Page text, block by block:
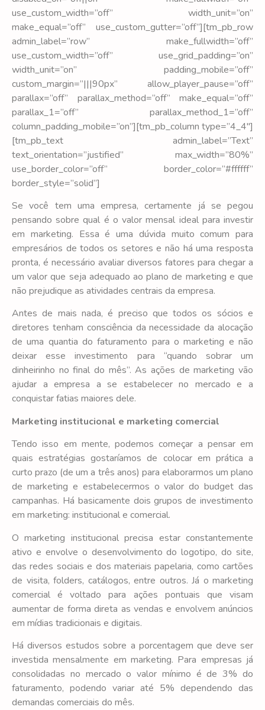
use_custom_width=”off” width_unit=”on”
make_equal=”off” use_custom_gutter=”off”][tm_pb_row
admin_label=”row” make_fullwidth=”off”
use_custom_width=”off” use_grid_padding=”on”
width_unit=”on” padding_mobile=”off”
custom_margin=”|||90px” allow_player_pause=”off”
parallax=”off” parallax_method=”off” make_equal=”off”
parallax_1=”off” parallax_method_1=”off”
column_padding_mobile=”on”][tm_pb_column type=”4_4″]
[tm_pb_text admin_label=”Text”
text_orientation=”justified” max_width=”80%”
use_border_color=”off” border_color=”#ffffff”
border_style=”solid”]
Se você tem uma empresa, certamente já se pegou
pensando sobre qual é o valor mensal ideal para investir
em marketing. Essa é uma dúvida muito comum para
empresários de todos os setores e não há uma resposta
pronta, é necessário avaliar diversos fatores para chegar a
um valor que seja adequado ao plano de marketing e que
não prejudique as atividades centrais da empresa.
Antes de mais nada, é preciso que todos os sócios e
diretores tenham consciência da necessidade da alocação
de uma quantia do faturamento para o marketing e não
deixar esse investimento para “quando sobrar um
dinheirinho no final do mês”. As ações de marketing vão
ajudar a empresa a se estabelecer no mercado e a
conquistar fatias maiores dele.
Marketing institucional e marketing comercial
Tendo isso em mente, podemos começar a pensar em
quais estratégias gostaríamos de colocar em prática a
curto prazo (de um a três anos) para elaborarmos um plano
de marketing e estabelecermos o valor do budget das
campanhas. Há basicamente dois grupos de investimento
em marketing: institucional e comercial.
O marketing institucional precisa estar constantemente
ativo e envolve o desenvolvimento do logotipo, do site,
das redes sociais e dos materiais papelaria, como cartões
de visita, folders, catálogos, entre outros. Já o marketing
comercial é voltado para ações pontuais que visam
aumentar de forma direta as vendas e envolvem anúncios
em mídias tradicionais e digitais.
Há diversos estudos sobre a porcentagem que deve ser
investida mensalmente em marketing. Para empresas já
consolidadas no mercado o valor mínimo é de 3% do
faturamento, podendo variar até 5% dependendo das
demandas comerciais do mês.